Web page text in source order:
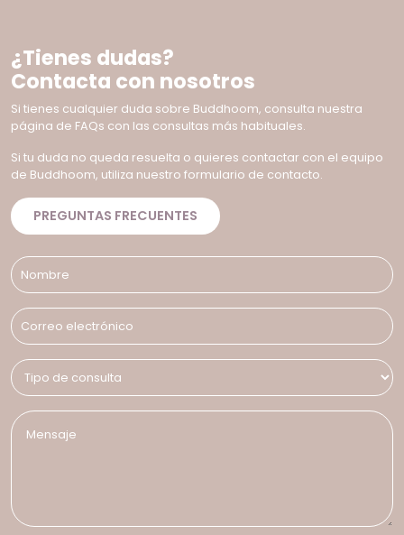
¿Tienes dudas?
Contacta con nosotros
Si tienes cualquier duda sobre Buddhoom, consulta nuestra
página de FAQs con las consultas más habituales.
Si tu duda no queda resuelta o quieres contactar con el equipo
de Buddhoom, utiliza nuestro formulario de contacto.
PREGUNTAS FRECUENTES